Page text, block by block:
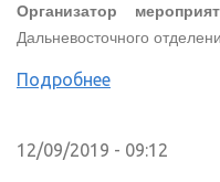
Организатор
Дальневосточного
Подробнее
12/09/2019 - 09:12